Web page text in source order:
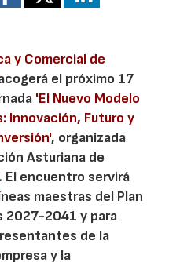
y Comercial de
el próximo 17
'El Nuevo Modelo
Innovación, Futuro y
, organizada
Asturiana de
El encuentro servirá
maestras del Plan
2027-2041 y para
de la
y la